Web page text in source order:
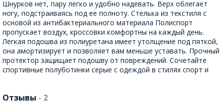
Шнурков нет, пару легко и удобно надевать. Верх облегает
ногу, подстраиваясь под ее полноту. Стелька из текстиля с
основой из антибактериального материала Полиспорт
пропускает воздух, кроссовки комфортны на каждый день.
Легкая подошва из полиуретана имеет утолщение под пяткой,
она амортизирует и позволяет вам меньше уставать. Прочный
протектор защищает подошву от повреждений. Сочетайте
спортивные полуботинки серые с одеждой в стилях спорт и
Отзывы - 2